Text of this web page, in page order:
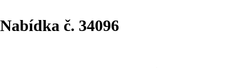
Nabídka č. 34096